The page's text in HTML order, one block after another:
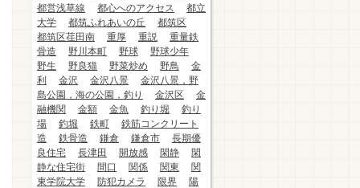
都営浅草線
都心へのアクセス
都立
大学
都筑ふれあいの丘
都筑区
都筑区荏田南
重厚 重説
重量鉄
骨造
野川本町 野球
野球少年
野生
野良猫 野菜炒め 野鳥
金
利
金沢 金沢八景
金沢八景，野
島公園，海の公園，釣り
金沢区
金
融機関
金額 金魚 釣り堀
釣り
場
釣堀 鉄町
鉄筋コンクリート
造
鉄骨造 鎌倉 鎌倉市
長期優
良住宅
長津田 開放感 閑静
閑
静な住宅街
間口 関係 関東
関
東学院大学
防犯カメラ 限界
陽